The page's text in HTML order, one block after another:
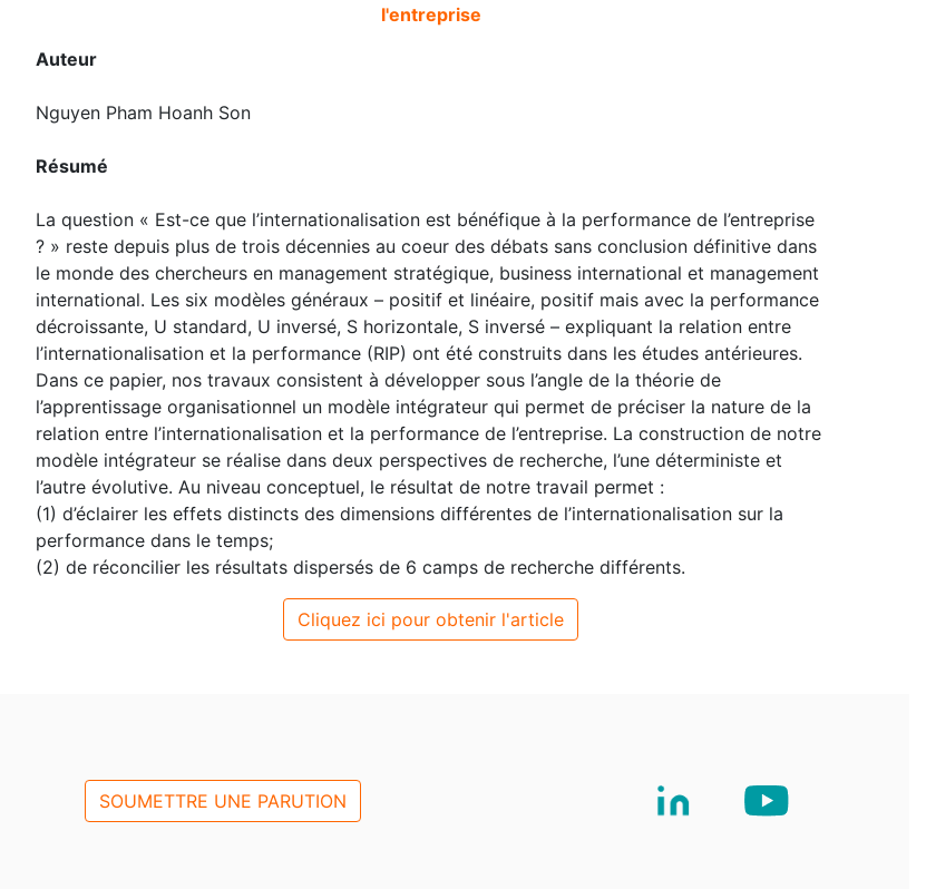
l'entreprise
Auteur
Nguyen Pham Hoanh Son
Résumé
La question « Est-ce que l’internationalisation est bénéfique à la performance de l’entreprise
? » reste depuis plus de trois décennies au coeur des débats sans conclusion définitive dans
le monde des chercheurs en management stratégique, business international et management
international. Les six modèles généraux – positif et linéaire, positif mais avec la performance
décroissante, U standard, U inversé, S horizontale, S inversé – expliquant la relation entre
l’internationalisation et la performance (RIP) ont été construits dans les études antérieures.
Dans ce papier, nos travaux consistent à développer sous l’angle de la théorie de
l’apprentissage organisationnel un modèle intégrateur qui permet de préciser la nature de la
relation entre l’internationalisation et la performance de l’entreprise. La construction de notre
modèle intégrateur se réalise dans deux perspectives de recherche, l’une déterministe et
l’autre évolutive. Au niveau conceptuel, le résultat de notre travail permet :
(1) d’éclairer les effets distincts des dimensions différentes de l’internationalisation sur la
performance dans le temps;
(2) de réconcilier les résultats dispersés de 6 camps de recherche différents.
Cliquez ici pour obtenir l'article
SOUMETTRE UNE PARUTION